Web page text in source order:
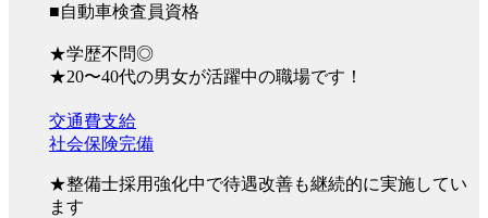
■自動車検査員資格
★学歴不問◎
★20〜40代の男女が活躍中の職場です！
交通費支給
社会保険完備
★整備士採用強化中で待遇改善も継続的に実施してい
ます